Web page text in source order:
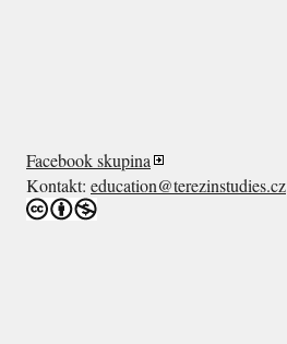
Facebook skupina
Kontakt: education@terezinstudies.cz